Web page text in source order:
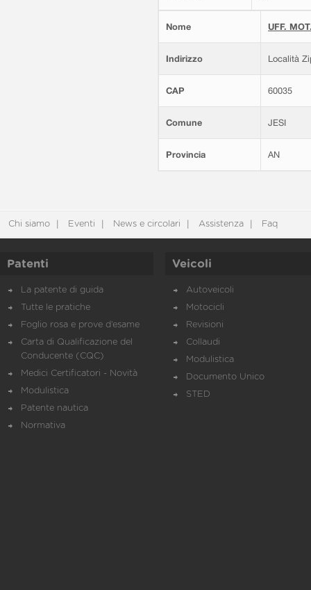
Nome UFF.
Indirizzo Località
CAP 60035
Comune JESI
Provincia AN
Chi siamo Eventi News e circolari Assistenza Faq
Patenti
La patente di guida
Tutte le pratiche
Foglio rosa e prove d’esame
Carta di Qualificazione del
Conducente (CQC)
Medici Certificatori - Novità
Modulistica
Patente nautica
Normativa
Veicoli
Autoveicoli
Motocicli
Revisioni
Collaudi
Modulistica
Documento Unico
STED